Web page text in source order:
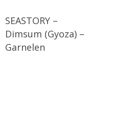
SEASTORY –
Dimsum (Gyoza) –
Garnelen